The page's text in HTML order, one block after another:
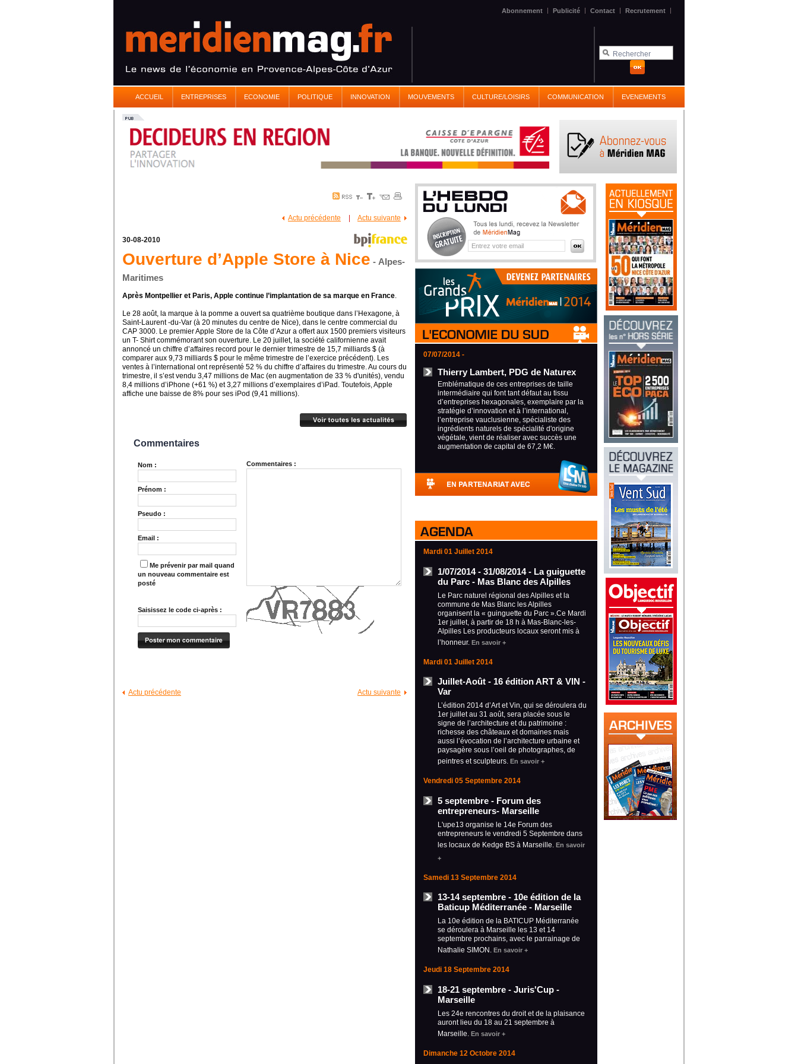
Abonnement | Publicité | Contact | Recrutement |
ACCUEIL ENTREPRISES ECONOMIE POLITIQUE INNOVATION MOUVEMENTS CULTURE/LOISIRS COMMUNICATION EVENEMENTS
Actu précédente Actu suivante
30-08-2010
Ouverture d’Apple Store à Nice - Alpes-
Maritimes
Après Montpellier et Paris, Apple continue l’implantation de sa marque en France.
Le 28 août, la marque à la pomme a ouvert sa quatrième boutique dans l’Hexagone, à
Saint-Laurent -du-Var (à 20 minutes du centre de Nice), dans le centre commercial du
CAP 3000. Le premier Apple Store de la Côte d’Azur a offert aux 1500 premiers visiteurs
un T- Shirt commémorant son ouverture. Le 20 juillet, la société californienne avait
annoncé un chiffre d’affaires record pour le dernier trimestre de 15,7 milliards $ (à
comparer aux 9,73 milliards $ pour le même trimestre de l’exercice précédent). Les
ventes à l’international ont représenté 52 % du chiffre d’affaires du trimestre. Au cours du
trimestre, il s’est vendu 3,47 millions de Mac (en augmentation de 33 % d'unités), vendu
8,4 millions d’iPhone (+61 %) et 3,27 millions d’exemplaires d’iPad. Toutefois, Apple
affiche une baisse de 8% pour ses iPod (9,41 millions).
Commentaires
Nom :
Prénom :
Pseudo :
Email :
Me prévenir par mail quand
un nouveau commentaire est
posté
Saisissez le code ci-après :
Commentaires :
Actu suivante
Actu précédente
07/07/2014 -
Thierry Lambert, PDG de Naturex
Emblématique de ces entreprises de taille
intermédiaire qui font tant défaut au tissu
d’entreprises hexagonales, exemplaire par la
stratégie d’innovation et à l’international,
l’entreprise vauclusienne, spécialiste des
ingrédients naturels de spécialité d'origine
végétale, vient de réaliser avec succès une
augmentation de capital de 67,2 M€.
Mardi 01 Juillet 2014
1/07/2014 - 31/08/2014 - La guiguette
du Parc - Mas Blanc des Alpilles
Le Parc naturel régional des Alpilles et la
commune de Mas Blanc les Alpilles
organisent la « guinguette du Parc ».Ce Mardi
1er juillet, à partir de 18 h à Mas-Blanc-les-
Alpilles Les producteurs locaux seront mis à
l’honneur. En savoir +
Mardi 01 Juillet 2014
Juillet-Août - 16 édition ART & VIN -
Var
L’édition 2014 d’Art et Vin, qui se déroulera du
1er juillet au 31 août, sera placée sous le
signe de l’architecture et du patrimoine :
richesse des châteaux et domaines mais
aussi l’évocation de l’architecture urbaine et
paysagère sous l’oeil de photographes, de
peintres et sculpteurs. En savoir +
Vendredi 05 Septembre 2014
5 septembre - Forum des
entrepreneurs- Marseille
L'upe13 organise le 14e Forum des
entrepreneurs le vendredi 5 Septembre dans
les locaux de Kedge BS à Marseille. En savoir
+
Samedi 13 Septembre 2014
13-14 septembre - 10e édition de la
Baticup Méditerranée - Marseille
La 10e édition de la BATICUP Méditerranée
se déroulera à Marseille les 13 et 14
septembre prochains, avec le parrainage de
Nathalie SIMON. En savoir +
Jeudi 18 Septembre 2014
18-21 septembre - Juris'Cup -
Marseille
Les 24e rencontres du droit et de la plaisance
auront lieu du 18 au 21 septembre à
Marseille. En savoir +
Dimanche 12 Octobre 2014